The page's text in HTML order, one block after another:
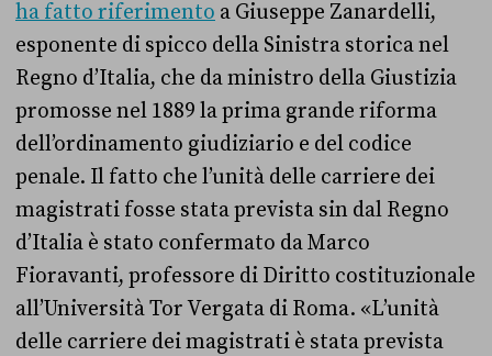
ha fatto riferimento a Giuseppe Zanardelli,
esponente di spicco della Sinistra storica nel
Regno d’Italia, che da ministro della Giustizia
promosse nel 1889 la prima grande riforma
dell’ordinamento giudiziario e del codice
penale. Il fatto che l’unità delle carriere dei
magistrati fosse stata prevista sin dal Regno
d’Italia è stato confermato da Marco
Fioravanti, professore di Diritto costituzionale
all’Università Tor Vergata di Roma. «L’unità
delle carriere dei magistrati è stata prevista